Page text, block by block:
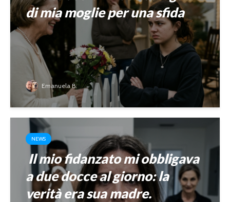
di mia moglie per una sfida
Emanuela B.
NEWS
Il mio fidanzato mi obbligava
a due docce al giorno: la
verità era sua madre.